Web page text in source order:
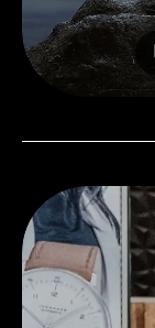
Besuchen Sie uns